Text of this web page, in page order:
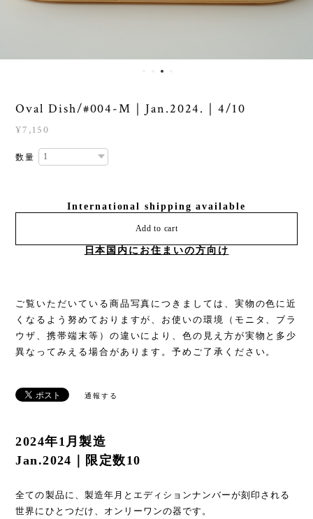
Oval Dish/#004-M｜Jan.2024.｜4/10
¥7,150
数量
International shipping available
Add to cart
日本国内にお住まいの方向け
ご覧いただいている商品写真につきましては、実物の色に近
くなるよう努めておりますが、お使いの環境（モニタ、ブラ
ウザ、携帯端末等）の違いにより、色の見え方が実物と多少
異なってみえる場合があります。予めご了承ください。
通報する
2024年1月製造
Jan.2024｜限定数10
全ての製品に、製造年月とエディションナンバーが刻印される
世界にひとつだけ、オンリーワンの器です。